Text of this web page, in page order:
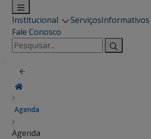
Institucional ServiçosInformativos
Fale Conosco
Pesquisar
por:
Agenda
Agenda